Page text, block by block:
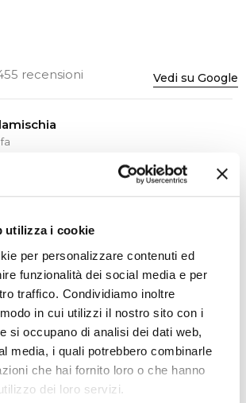
utilizza i cookie
per personalizzare contenuti ed
funzionalità dei social media e per
traffico. Condividiamo inoltre
in cui utilizzi il nostro sito con i
si occupano di analisi dei dati web,
media, i quali potrebbero combinarle
che hai fornito loro o che hanno
dei loro servizi.
recensioni Vedi su Google
impianto Bose usato e ne sono
di qualità e buoni prezzi.
contrabbasso elettrico Stanzani, un
amplificatore, cuffie, aste e